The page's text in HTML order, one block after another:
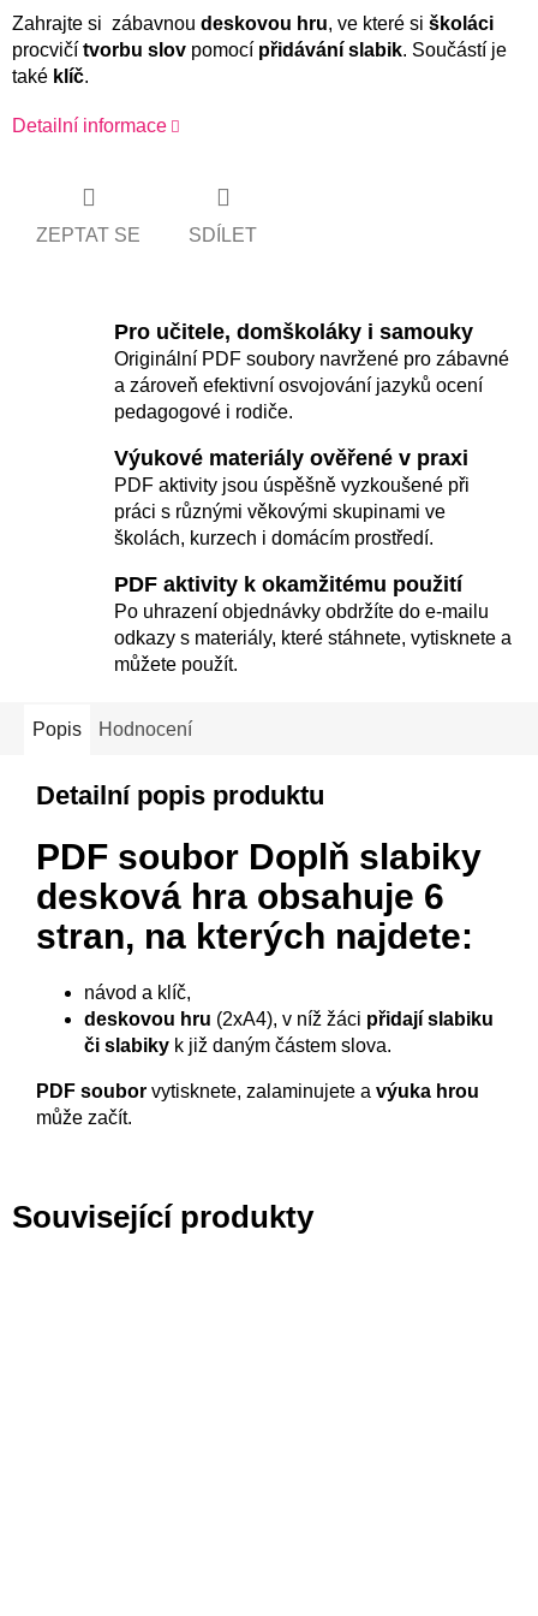
Zahrajte si zábavnou deskovou hru, ve které si školáci
procvičí tvorbu slov pomocí přidávání slabik. Součástí je
také klíč.
Detailní informace
ZEPTAT SE SDÍLET
Pro učitele, domškoláky i samouky
Originální PDF soubory navržené pro zábavné
a zároveň efektivní osvojování jazyků ocení
pedagogové i rodiče.
Výukové materiály ověřené v praxi
PDF aktivity jsou úspěšně vyzkoušené při
práci s různými věkovými skupinami ve
školách, kurzech i domácím prostředí.
PDF aktivity k okamžitému použití
Po uhrazení objednávky obdržíte do e-mailu
odkazy s materiály, které stáhnete, vytisknete a
můžete použít.
Popis Hodnocení
Detailní popis produktu
PDF soubor Doplň slabiky
desková hra obsahuje 6
stran, na kterých najdete:
návod a klíč,
deskovou hru (2xA4), v níž žáci přidají slabiku
či slabiky k již daným částem slova.
PDF soubor vytisknete, zalaminujete a výuka hrou
může začít.
Související produkty